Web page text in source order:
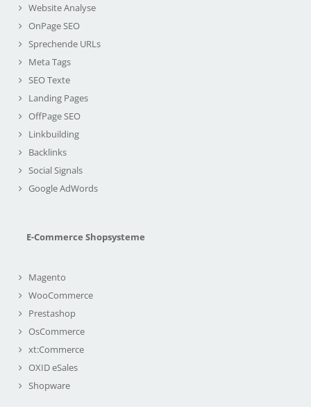
Website Analyse
OnPage SEO
Sprechende URLs
Meta Tags
SEO Texte
Landing Pages
OffPage SEO
Linkbuilding
Backlinks
Social Signals
Google AdWords
E-Commerce Shopsysteme
Magento
WooCommerce
Prestashop
OsCommerce
xt:Commerce
OXID eSales
Shopware